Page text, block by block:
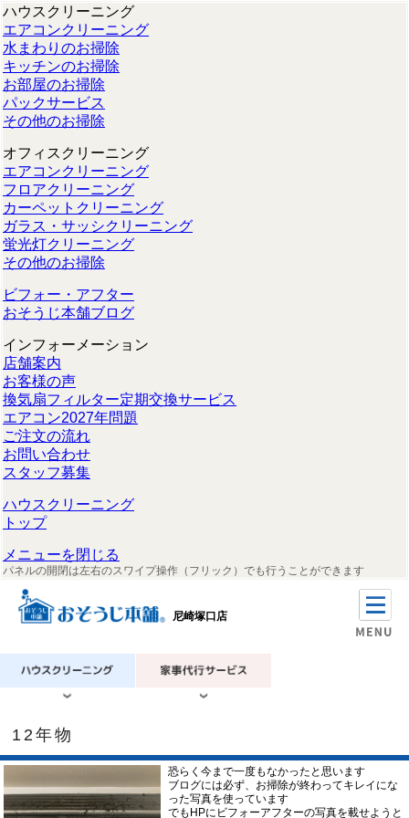
ハウスクリーニング
エアコンクリーニング
水まわりのお掃除
キッチンのお掃除
お部屋のお掃除
パックサービス
その他のお掃除
オフィスクリーニング
エアコンクリーニング
フロアクリーニング
カーペットクリーニング
ガラス・サッシクリーニング
蛍光灯クリーニング
その他のお掃除
ビフォー・アフター
おそうじ本舗ブログ
インフォーメーション
店舗案内
お客様の声
換気扇フィルター定期交換サービス
エアコン2027年問題
ご注文の流れ
お問い合わせ
スタッフ募集
ハウスクリーニング
トップ
メニューを閉じる
パネルの開閉は左右のスワイプ操作（フリック）でも行うことができます
尼崎塚口店
12年物
恐らく今まで一度もなかったと思います
ブログには必ず、お掃除が終わってキレイにな
った写真を使っています
でもHPにビフォーアフターの写真を載せようと